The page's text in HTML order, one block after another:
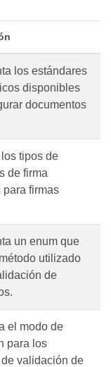
los estándares
disponibles
documentos
tipos de
de firma
para firmas
un enum que
utilizado
de
el modo de
para los
validación de